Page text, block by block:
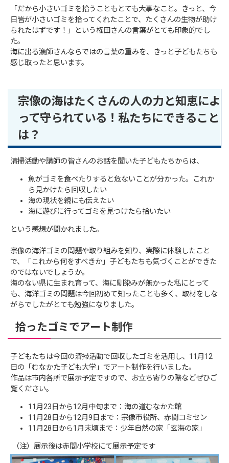
「だから小さいゴミを拾うこともとても大事なこと。きっと、今
日皆が小さいゴミを拾ってくれたことで、たくさんの生物が助け
られたはずです！」という権田さんの言葉がとても印象的でし
た。
海に出る漁師さんならではの言葉の重みを、きっと子どもたちも
感じ取ったと思います。
宗像の海はたくさんの人の力と知恵によ
って守られている！私たちにできること
は？
清掃活動や講師の皆さんのお話を聞いた子どもたちからは、
魚がゴミを食べたりすると危ないことが分かった。これか
ら見かけたら回収したい
海の現状を親にも伝えたい
海に遊びに行ってゴミを見つけたら拾いたい
という感想が聞かれました。
宗像の海洋ゴミの問題や取り組みを知り、実際に体験したこと
で、「これから何をすべきか」子どもたちも気づくことができた
のではないでしょうか。
海のない県に生まれ育って、海に馴染みが無かった私にとって
も、海洋ゴミの問題は今回初めて知ったことも多く、取材をしな
がらでしたがとても勉強になりました。
拾ったゴミでアート制作
⼦どもたちは今回の清掃活動で回収したゴミを活⽤し、11月12
日の「むなかた子ども大学」でアート制作を⾏いました。
作品は市内各所で展示予定ですので、お立ち寄りの際などぜひご
覧ください。
11月23日から12月中旬まで：海の道むなかた館
11月28日から12月9日まで：宗像市役所、赤間コミセン
11月28日から1月末頃まで：少年自然の家「玄海の家」
（注）展示後は赤間小学校にて展示予定です